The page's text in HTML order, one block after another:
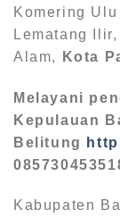
Komering
Lematang
Alam,
Kota
Melayani
Kepulauan
Belitung
Kabupaten